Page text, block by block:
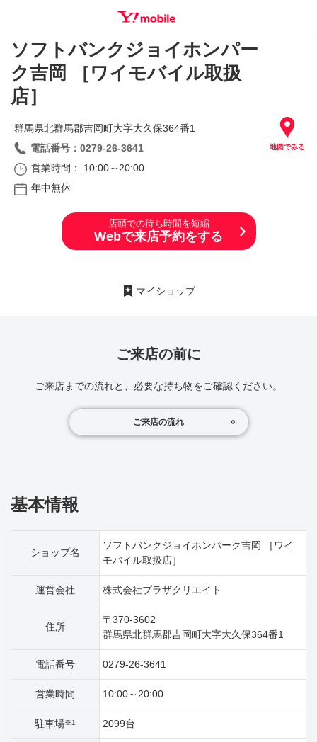
SEARCH
ソフトバンクジョイホンパー
ク吉岡 ［ワイモバイル取扱
店］
地図でみる
群馬県北群馬郡吉岡町大字大久保364番1
電話番号：0279-26-3641
営業時間： 10:00～20:00
年中無休
店頭での待ち時間を短縮
Webで来店予約をする
マイショップ
ご来店の前に
ご来店までの流れと、必要な持ち物をご確認ください。
ご来店の流れ
基本情報
ショップ名
ソフトバンクジョイホンパーク吉岡 ［ワイ
モバイル取扱店］
運営会社 株式会社プラザクリエイト
住所
〒370-3602
群馬県北群馬郡吉岡町大字大久保364番1
電話番号 0279-26-3641
営業時間 10:00～20:00
駐車場※1 2099台